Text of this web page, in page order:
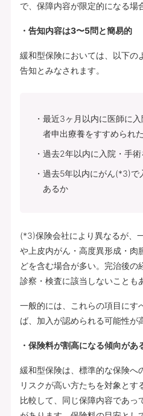
で、保障内容が限定的になる場
・告知内容は3〜5問と簡易的
緩和型保険においては、以下の
告知とみなされます。
最近3ヶ月以内に医師に
者申出療養をすすめられ
過去2年以内に入院・手
過去5年以内にがん(*3)で
あるか
(*3)保険会社により異なるが、
や上皮内がん・高度異形成・肉
どを含む場合が多い。完治後の
診察・検査に該当しないことも
一般的には、これらの項目にす
ば、加入が認められる可能性が
・保険料が割高になる傾向があ
緩和型保険は、標準的な保険へ
リスクが高い方たちを対象とす
比較して、同じ保障内容であっ